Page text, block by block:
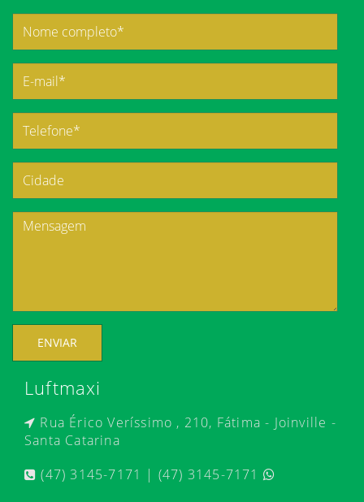
ENVIAR
Luftmaxi
Rua Érico Veríssimo , 210, Fátima - Joinville -
Santa Catarina
(47) 3145-7171 | (47) 3145-7171